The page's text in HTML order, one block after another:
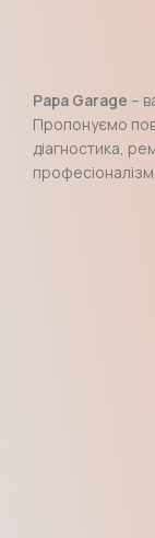
Papa Garage –
Пропонуємо
діагностика,
професіоналізм